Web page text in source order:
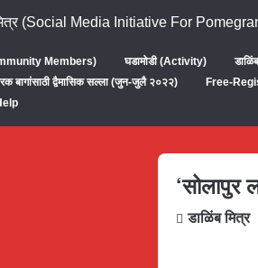
Members) घडामोडी (Activity)
बागांसाठी द्वैमासिक सल्ला (जुन-जुलै २०२२)
Free-
‘सोलापुर
डाळिंब मित्र